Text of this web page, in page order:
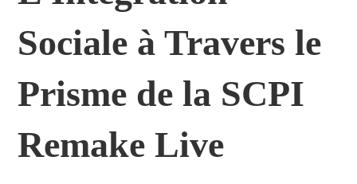
Sociale à Travers le
Prisme de la SCPI
Remake Live